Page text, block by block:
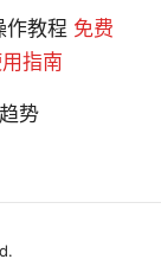
作教程 免费
指南
势